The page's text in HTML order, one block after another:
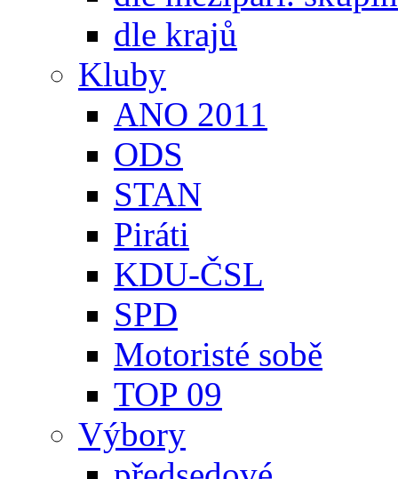
dle krajů
Kluby
ANO 2011
ODS
STAN
Piráti
KDU-ČSL
SPD
Motoristé sobě
TOP 09
Výbory